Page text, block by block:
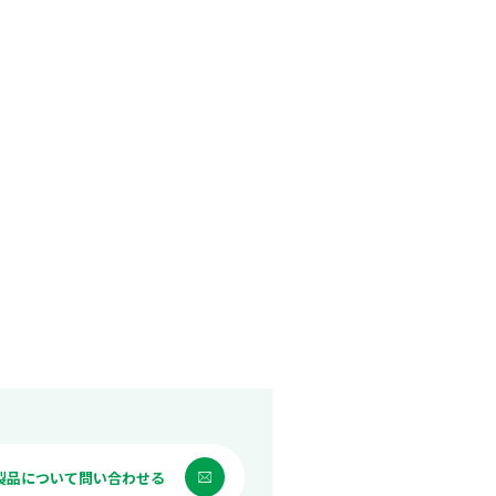
品について問い合わせる